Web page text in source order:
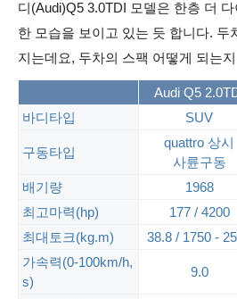
디(Audi)Q5 3.0TDI 모델은 한층 더
한 모습을 보이고 있는 듯 합니다. 두
지는데요, 두차의 스팩 어떻게 되는
Audi Q5
바디타입
SUV
구동타입
quattro 상시
사륜구동
배기량
1968
최고마력(hp) 177 / 4200
최대토크(kg.m) 38.8 / 1750 -
가속력(0-100km/h,
s)
9.0